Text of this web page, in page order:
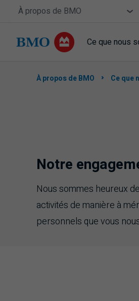
Sauter la navigation
Site Selector
À propos de BMO
Ce que nous
À propos de BMO Ce que
Notre
Nous sommes heureux
activités de manière à
personnels que vous